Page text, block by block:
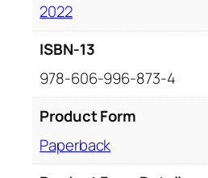
2022
ISBN-13
978-606-996-873-4
Product Form
Paperback